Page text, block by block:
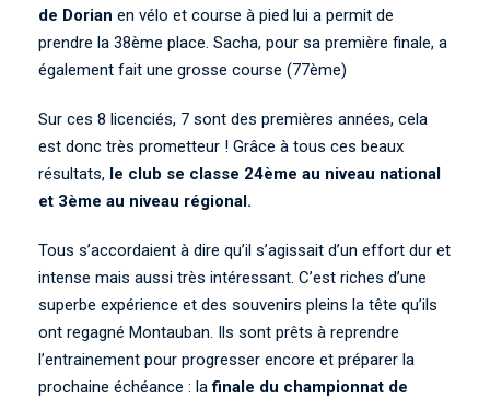
de Dorian en vélo et course à pied lui a permit de
prendre la 38ème place. Sacha, pour sa première finale, a
également fait une grosse course (77ème)
Sur ces 8 licenciés, 7 sont des premières années, cela
est donc très prometteur ! Grâce à tous ces beaux
résultats, le club se classe 24ème au niveau national
et 3ème au niveau régional.
Tous s’accordaient à dire qu’il s’agissait d’un effort dur et
intense mais aussi très intéressant. C’est riches d’une
superbe expérience et des souvenirs pleins la tête qu’ils
ont regagné Montauban. Ils sont prêts à reprendre
l’entrainement pour progresser encore et préparer la
prochaine échéance : lafinale du championnat de